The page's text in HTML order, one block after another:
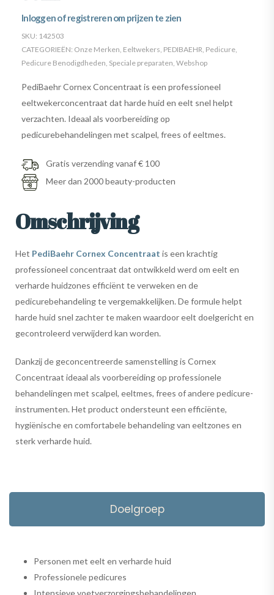
Inloggen of registreren om prijzen te zien
SKU: 142503
CATEGORIEËN: Onze Merken Eeltwekers PEDIBAEHR Pedicure
Pedicure Benodigdheden Speciale preparaten Webshop
PediBaehr Cornex Concentraat is een professioneel
eeltwekerconcentraat dat harde huid en eelt snel helpt
verzachten. Ideaal als voorbereiding op
pedicurebehandelingen met scalpel, frees of eeltmes.
Gratis verzending vanaf € 100
Meer dan 2000 beauty-producten
Omschrijving
Het PediBaehr Cornex Concentraat is een krachtig
professioneel concentraat dat ontwikkeld werd om eelt en
verharde huidzones efficiënt te verweken en de
pedicurebehandeling te vergemakkelijken. De formule helpt
harde huid snel zachter te maken waardoor eelt doelgericht en
gecontroleerd verwijderd kan worden.
Dankzij de geconcentreerde samenstelling is Cornex
Concentraat ideaal als voorbereiding op professionele
behandelingen met scalpel, eeltmes, frees of andere pedicure-
instrumenten. Het product ondersteunt een efficiënte,
hygiënische en comfortabele behandeling van eeltzones en
sterk verharde huid.
Doelgroep
Personen met eelt en verharde huid
Professionele pedicures
Intensieve voetverzorgingsbehandelingen